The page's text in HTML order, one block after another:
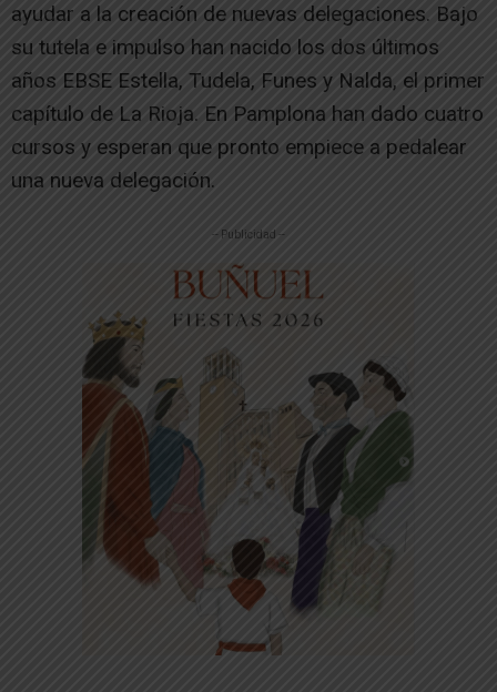
ayudar a la creación de nuevas delegaciones. Bajo
su tutela e impulso han nacido los dos últimos
años EBSE Estella, Tudela, Funes y Nalda, el primer
capítulo de La Rioja. En Pamplona han dado cuatro
cursos y esperan que pronto empiece a pedalear
una nueva delegación.
-- Publicidad --